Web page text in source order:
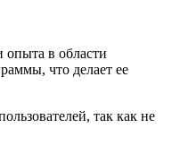
опыта в области
что делает ее
так как не